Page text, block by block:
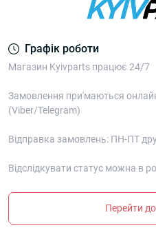
Графік роботи
Магазин Kyivparts працює 24/7
Замовлення при'маються
(Viber/Telegram)
Відправка замовлень: ПН-ПТ
Відслідкувати статус можна в
Перейти